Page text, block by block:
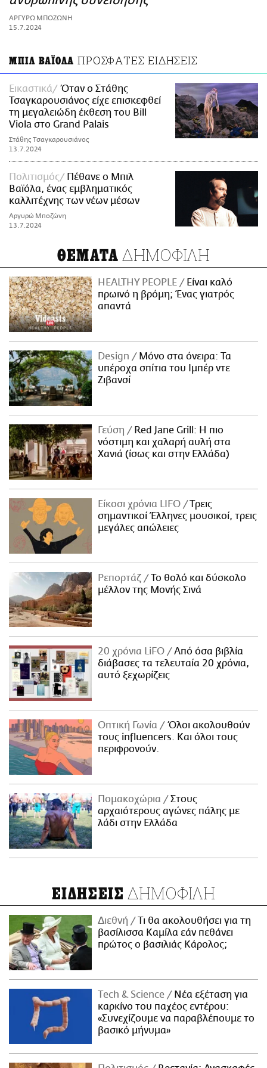
ΑΜΠΑ
PRINT
ΑΡΓΥΡΩ ΜΠΟΖΩΝΗ
15.7.2024
ΜΠΙΛ ΒΑΪΟΛΑ ΠΡΟΣΦΑΤΕΣ ΕΙΔΗΣΕΙΣ
Εικαστικά
Όταν ο Στάθης
Τσαγκαρουσιάνος είχε επισκεφθεί
τη μεγαλειώδη έκθεση του Bill
Viola στο Grand Palais
Στάθης Τσαγκαρουσιάνος
13.7.2024
Πολιτισμός
Πέθανε ο Μπιλ
Βαϊόλα, ένας εμβληματικός
καλλιτέχνης των νέων μέσων
Αργυρώ Μποζώνη
13.7.2024
ΘΕΜΑΤΑ ΔΗΜΟΦΙΛΗ
HEALTHY PEOPLE
Είναι καλό
πρωινό η βρόμη; Ένας γιατρός
απαντά
Design
Μόνο στα όνειρα: Τα
υπέροχα σπίτια του Ιμπέρ ντε
Ζιβανσί
Γεύση
Red Jane Grill: Η πιο
νόστιμη και χαλαρή αυλή στα
Χανιά (ίσως και στην Ελλάδα)
Είκοσι χρόνια LIFO
Tρεις
σημαντικοί Έλληνες μουσικοί, τρεις
μεγάλες απώλειες
Ρεπορτάζ
Το θολό και δύσκολο
μέλλον της Μονής Σινά
20 χρόνια LiFO
Από όσα βιβλία
διάβασες τα τελευταία 20 χρόνια,
αυτό ξεχωρίζεις
Οπτική Γωνία
Όλοι ακολουθούν
τους influencers. Και όλοι τους
περιφρονούν.
Πομακοχώρια
Στους
αρχαιότερους αγώνες πάλης με
λάδι στην Ελλάδα
ΕΙΔΗΣΕΙΣ ΔΗΜΟΦΙΛΗ
Διεθνή
Τι θα ακολουθήσει για τη
βασίλισσα Καμίλα εάν πεθάνει
πρώτος ο βασιλιάς Κάρολος;
Τech & Science
Νέα εξέταση για
καρκίνο του παχέος εντέρου:
«Συνεχίζουμε να παραβλέπουμε το
βασικό μήνυμα»